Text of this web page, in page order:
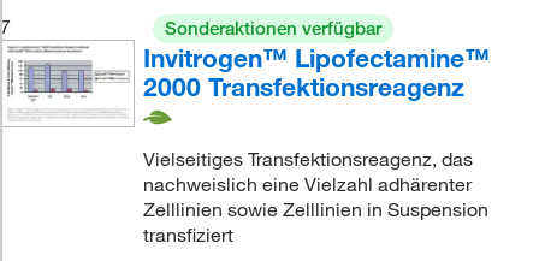
7
Sonderaktionen verfügbar
Invitrogen™ Lipofectamine™
2000 Transfektionsreagenz
Vielseitiges Transfektionsreagenz, das
nachweislich eine Vielzahl adhärenter
Zelllinien sowie Zelllinien in Suspension
transfiziert